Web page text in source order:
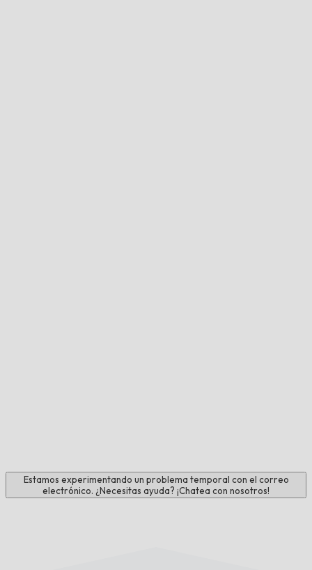
Estamos experimentando un problema temporal con el correo
electrónico. ¿Necesitas ayuda? ¡Chatea con nosotros!